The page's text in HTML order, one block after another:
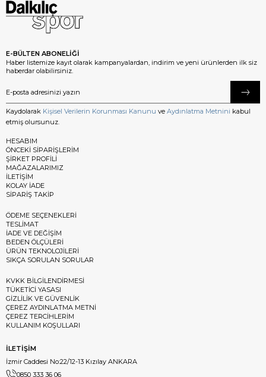
E-BÜLTEN ABONELİĞİ
Haber listemize kayıt olarak kampanyalardan, indirim ve yeni ürünlerden ilk siz
haberdar olabilirsiniz.
Kaydolarak Kişisel Verilerin Korunması Kanunu ve Aydınlatma Metnini kabul
etmiş olursunuz.
HESABIM
ÖNCEKİ SİPARİŞLERİM
ŞİRKET PROFİLİ
MAĞAZALARIMIZ
İLETİŞİM
KOLAY İADE
SİPARİŞ TAKİP
ÖDEME SEÇENEKLERİ
TESLİMAT
İADE VE DEĞİŞİM
BEDEN ÖLÇÜLERİ
ÜRÜN TEKNOLOJİLERİ
SIKÇA SORULAN SORULAR
KVKK BİLGİLENDİRMESİ
TÜKETİCİ YASASI
GİZLİLİK VE GÜVENLİK
ÇEREZ AYDINLATMA METNİ
ÇEREZ TERCİHLERİM
KULLANIM KOŞULLARI
İLETİŞİM
İzmir Caddesi No:22/12-13 Kızılay ANKARA
0850 333 36 06